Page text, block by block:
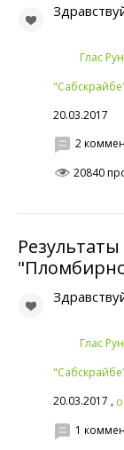
Глас
20.03.2017
2
20840
Глас
20.03.2017 ,
1